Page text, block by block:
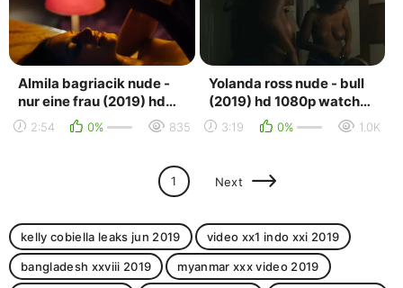
Almila bagriacik nude -
nur eine frau (2019) hd
720p watch online /
альмила багряс...
2:54 0% 835
Yolanda ross nude - bull
(2019) hd 1080p watch
online
3:19 0% 1.0K
1 Next
kelly cobiella leaks jun 2019 video xx1 indo xxi 2019
bangladesh xxviii 2019 myanmar xxx video 2019